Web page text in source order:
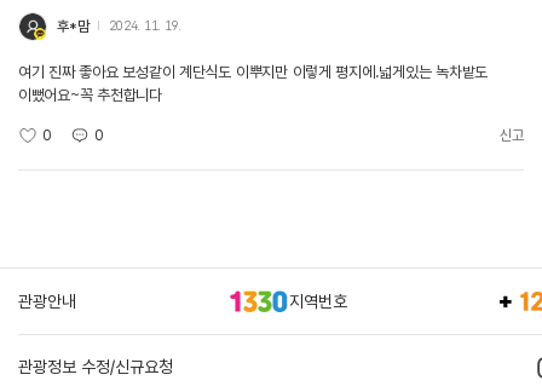
후*맘 2024. 11. 19.
여기 진짜 좋아요 보성같이 계단식도 이뿌지만 이렇게 평지에.넓게있는 녹차밭도
이뻤어요~꼭 추천합니다
0 0 신고
관광안내 지역번호
관광정보 수정/신규요청